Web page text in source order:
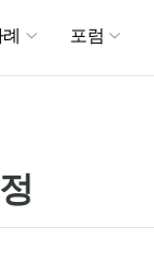
포럼